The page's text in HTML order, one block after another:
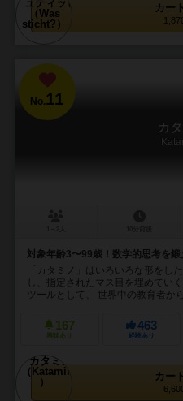
カー
No.11
カ
対象年齢3〜99歳！数学的思考を鍛
「カタミノ」はいろいろな形をし
し、指定されたマス目を埋めてい
ツールとして、 世界中の教育者か
167
興味あり
463
経験あり
カー